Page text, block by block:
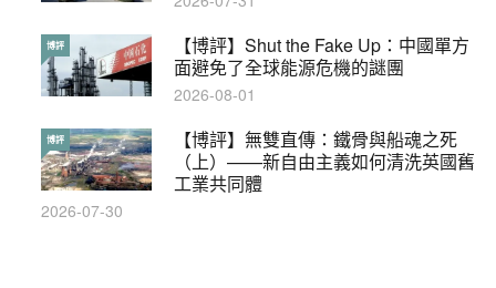
【博評】Shut the Fake Up：中國單方
面避免了全球能源危機的謎團
博評
2026-08-01
【博評】無雙直傳：鐵骨與船魂之死
（上）——新自由主義如何清洗英國舊
工業共同體
博評
2026-07-30
本港保護兒童法例雜亂互相矛盾家長易
墮法網
特稿
2019-05-21
【輕百科】甚麼按摩院要領牌？顧客涉
及刑責嗎？
輕百科
2021-05-13